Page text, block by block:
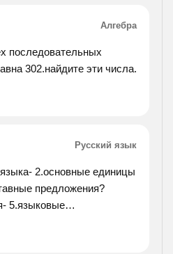
Алгебра
последовательных
302.найдите эти числа.
Русский язык
2.основные единицы
предложения?
5.языковые
слова на месте"__"